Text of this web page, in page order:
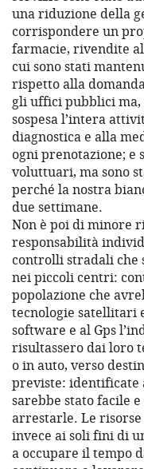
una riduzione della
corrispondere un
farmacie, rivendite
cui sono stati
rispetto alla
gli uffici pubblici ma,
sospesa l’intera
diagnostica e alla
ogni prenotazione;
voluttuari, ma sono
perché la nostra
due settimane.
Non è poi di minore
responsabilità
controlli stradali che
nei piccoli centri:
popolazione che
tecnologie satellitari
software e al Gps
risultassero dai loro
o in auto, verso
previste: identificate
sarebbe stato facile
arrestarle. Le
invece ai soli fini di
a occupare il tempo